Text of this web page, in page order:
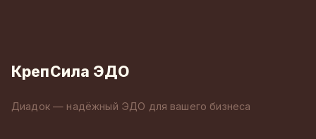
КрепСила ЭДО
Диадок — надёжный ЭДО для вашего бизнеса